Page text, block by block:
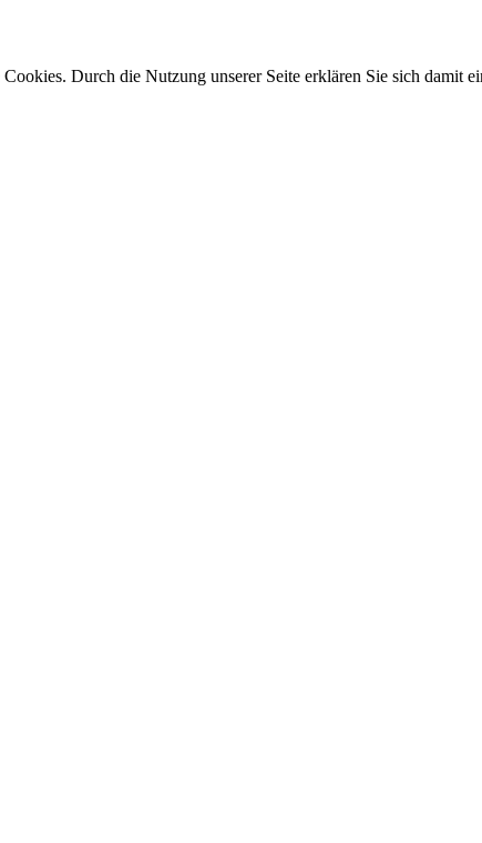
Durch die Nutzung unserer Seite erklären Sie sich damit